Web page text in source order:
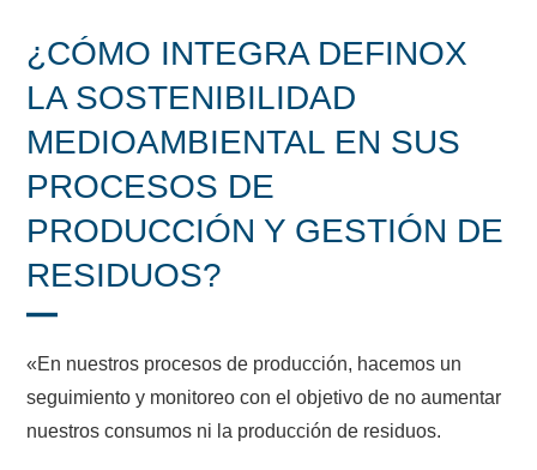
¿CÓMO INTEGRA DEFINOX
LA SOSTENIBILIDAD
MEDIOAMBIENTAL EN SUS
PROCESOS DE
PRODUCCIÓN Y GESTIÓN DE
RESIDUOS?
«En nuestros procesos de producción, hacemos un
seguimiento y monitoreo con el objetivo de no aumentar
nuestros consumos ni la producción de residuos.